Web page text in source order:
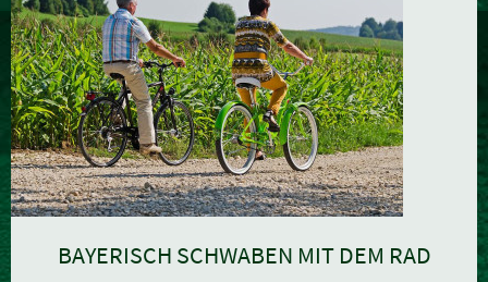
BAYERISCH SCHWABEN MIT DEM RAD